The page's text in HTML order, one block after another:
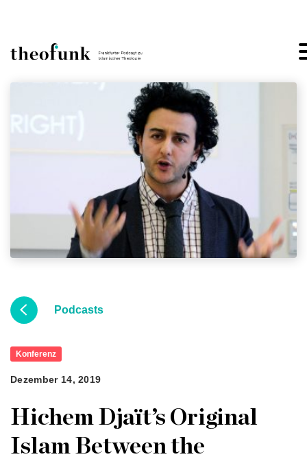
Podcasts
Konferenz
Dezember 14, 2019
Hichem Djaït’s Original
Islam Between the